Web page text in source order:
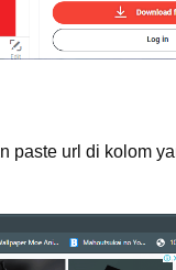
paste url di kolom